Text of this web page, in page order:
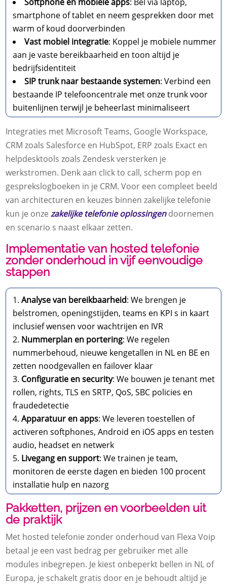
smartphone of tablet en neem gesprekken door met
warm of koud doorverbinden
Vast mobiel integratie: Koppel je mobiele nummer
aan je vaste bereikbaarheid en toon altijd je
bedrijfsidentiteit
SIP trunk naar bestaande systemen: Verbind een
bestaande IP telefooncentrale met onze trunk voor
buitenlijnen terwijl je beheerlast minimaliseert
Integraties met Microsoft Teams, Google Workspace,
CRM zoals Salesforce en HubSpot, ERP zoals Exact en
helpdesktools zoals Zendesk versterken je
werkstromen. Denk aan click to call, scherm pop en
gesprekslogboeken in je CRM. Voor een compleet beeld
van architecturen en keuzes binnen zakelijke telefonie
kun je onzezakelijke telefonie oplossingendoornemen
en scenario s naast elkaar zetten.
Implementatie van hosted telefonie
zonder onderhoud in vijf eenvoudige
stappen
Analyse van bereikbaarheid: We brengen je
belstromen, openingstijden, teams en KPI s in kaart
inclusief wensen voor wachtrijen en IVR
Nummerplan en portering: We regelen
nummerbehoud, nieuwe kengetallen in NL en BE en
zetten noodgevallen en failover klaar
Configuratie en security: We bouwen je tenant met
rollen, rights, TLS en SRTP, QoS, SBC policies en
fraudedetectie
Apparatuur en apps: We leveren toestellen of
activeren softphones, Android en iOS apps en testen
audio, headset en netwerk
Livegang en support: We trainen je team,
monitoren de eerste dagen en bieden 100 procent
installatie hulp en nazorg
Pakketten, prijzen en voorbeelden uit
de praktijk
Met hosted telefonie zonder onderhoud van Flexa Voip
betaal je een vast bedrag per gebruiker met alle
modules inbegrepen. Je kiest onbeperkt bellen in NL of
Europa, je schakelt gratis door en je behoudt altijd je